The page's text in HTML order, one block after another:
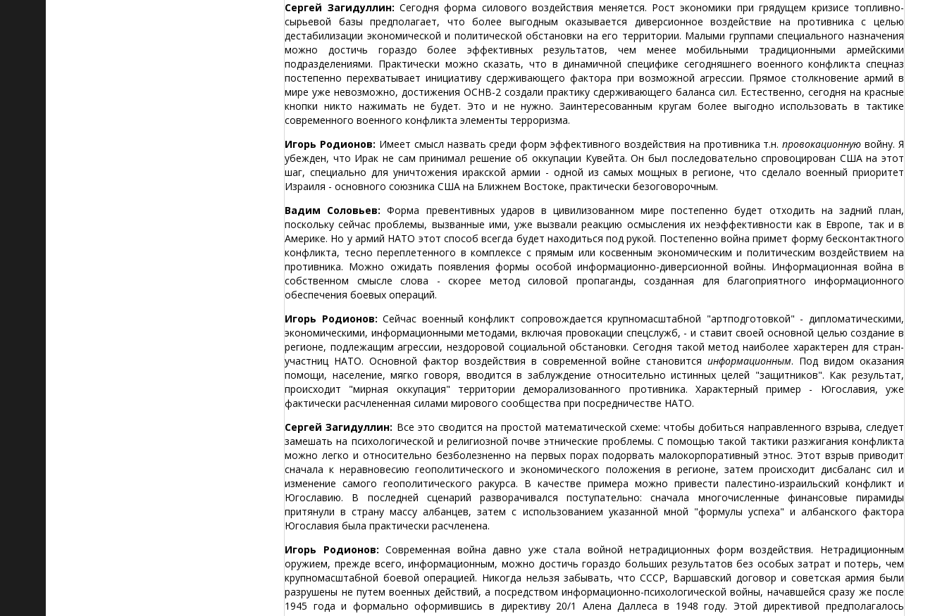
Сергей Загидуллин: Сегодня форма силового воздействия меняется. Рост экономики при грядущем кризисе топливно-
сырьевой базы предполагает, что более выгодным оказывается диверсионное воздействие на противника с целью
дестабилизации экономической и политической обстановки на его территории. Малыми группами специального назначения
можно достичь гораздо более эффективных результатов, чем менее мобильными традиционными армейскими
подразделениями. Практически можно сказать, что в динамичной специфике сегодняшнего военного конфликта спецназ
постепенно перехватывает инициативу сдерживающего фактора при возможной агрессии. Прямое столкновение армий в
мире уже невозможно, достижения ОСНВ-2 создали практику сдерживающего баланса сил. Естественно, сегодня на красные
кнопки никто нажимать не будет. Это и не нужно. Заинтересованным кругам более выгодно использовать в тактике
современного военного конфликта элементы терроризма.
Игорь Родионов: Имеет смысл назвать среди форм эффективного воздействия на противника т.н.провокационную войну. Я
убежден, что Ирак не сам принимал решение об оккупации Кувейта. Он был последовательно спровоцирован США на этот
шаг, специально для уничтожения иракской армии - одной из самых мощных в регионе, что сделало военный приоритет
Израиля - основного союзника США на Ближнем Востоке, практически безоговорочным.
Вадим Соловьев: Форма превентивных ударов в цивилизованном мире постепенно будет отходить на задний план,
поскольку сейчас проблемы, вызванные ими, уже вызвали реакцию осмысления их неэффективности как в Европе, так и в
Америке. Но у армий НАТО этот способ всегда будет находиться под рукой. Постепенно война примет форму бесконтактного
конфликта, тесно переплетенного в комплексе с прямым или косвенным экономическим и политическим воздействием на
противника. Можно ожидать появления формы особой информационно-диверсионной войны. Информационная война в
собственном смысле слова - скорее метод силовой пропаганды, созданная для благоприятного информационного
обеспечения боевых операций.
Игорь Родионов: Сейчас военный конфликт сопровождается крупномасштабной "артподготовкой" - дипломатическими,
экономическими, информационными методами, включая провокации спецслужб, - и ставит своей основной целью создание в
регионе, подлежащим агрессии, нездоровой социальной обстановки. Сегодня такой метод наиболее характерен для стран-
участниц НАТО. Основной фактор воздействия в современной войне становитсяинформационным. Под видом оказания
помощи, население, мягко говоря, вводится в заблуждение относительно истинных целей "защитников". Как результат,
происходит "мирная оккупация" территории деморализованного противника. Характерный пример - Югославия, уже
фактически расчлененная силами мирового сообщества при посредничестве НАТО.
Сергей Загидуллин: Все это сводится на простой математической схеме: чтобы добиться направленного взрыва, следует
замешать на психологической и религиозной почве этнические проблемы. С помощью такой тактики разжигания конфликта
можно легко и относительно безболезненно на первых порах подорвать малокорпоративный этнос. Этот взрыв приводит
сначала к неравновесию геополитического и экономического положения в регионе, затем происходит дисбаланс сил и
изменение самого геополитического ракурса. В качестве примера можно привести палестино-израильский конфликт и
Югославию. В последней сценарий разворачивался поступательно: сначала многочисленные финансовые пирамиды
притянули в страну массу албанцев, затем с использованием указанной мной "формулы успеха" и албанского фактора
Югославия была практически расчленена.
Игорь Родионов: Современная война давно уже стала войной нетрадиционных форм воздействия. Нетрадиционным
оружием, прежде всего, информационным, можно достичь гораздо больших результатов без особых затрат и потерь, чем
крупномасштабной боевой операцией. Никогда нельзя забывать, что СССР, Варшавский договор и советская армия были
разрушены не путем военных действий, а посредством информационно-психологической войны, начавшейся сразу же после
1945 года и формально оформившись в директиву 20/1 Алена Даллеса в 1948 году. Этой директивой предполагалось